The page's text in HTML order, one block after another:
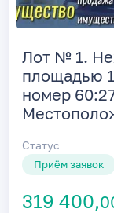
Лот № 1.
площадью
номер
Статус
Приём заявок
319 400,